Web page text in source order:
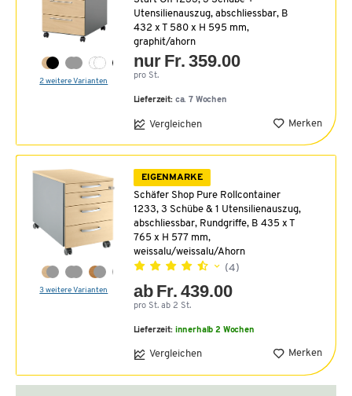
2 weitere Varianten
Utensilienauszug, abschliessbar, B
432 x T 580 x H 595 mm,
graphit/ahorn
nur Fr. 359.00
pro St.
Lieferzeit: ca. 7 Wochen
Vergleichen Merken
3 weitere Varianten
EIGENMARKE
Schäfer Shop Pure Rollcontainer
1233, 3 Schübe & 1 Utensilienauszug,
abschliessbar, Rundgriffe, B 435 x T
765 x H 577 mm,
weissalu/weissalu/Ahorn
(4)
ab Fr. 439.00
pro St. ab 2 St.
Lieferzeit: innerhalb 2 Wochen
Vergleichen Merken